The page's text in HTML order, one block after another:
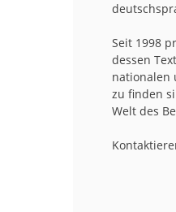
Seit 1998
dessen
nationalen
zu finden
Welt des